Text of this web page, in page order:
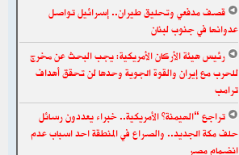
قصف مدفعي وتحليق طيران.. إسرائيل تواصل
عدوانها في جنوب لبنان
رئيس هيئة الأركان الأمريكية: يجب البحث عن مخرج
للحرب مع إيران والقوة الجوية وحدها لن تحقق أهداف
ترامب
تراجع “الهيمنة” الأمريكية.. خبراء يعددون رسائل
حلف مكة الجديد.. والصراع في المنطقة احد اسباب عدم
انضمام مصر